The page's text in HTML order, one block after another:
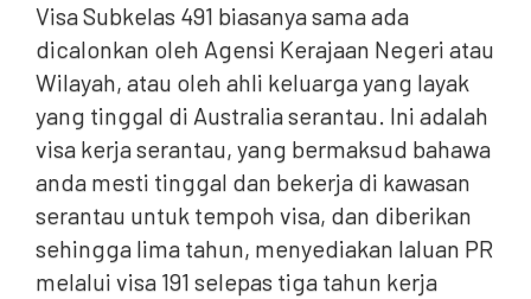
Visa Subkelas 491 biasanya sama ada
dicalonkan oleh Agensi Kerajaan Negeri atau
Wilayah, atau oleh ahli keluarga yang layak
yang tinggal di Australia serantau. Ini adalah
visa kerja serantau, yang bermaksud bahawa
anda mesti tinggal dan bekerja di kawasan
serantau untuk tempoh visa, dan diberikan
sehingga lima tahun, menyediakan laluan PR
melalui visa 191 selepas tiga tahun kerja